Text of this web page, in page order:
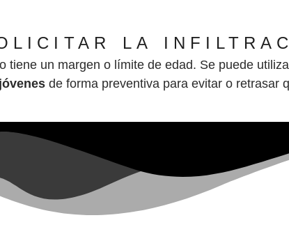
LA
tiene un margen o límite de edad. Se puede
de forma preventiva para evitar o retrasar